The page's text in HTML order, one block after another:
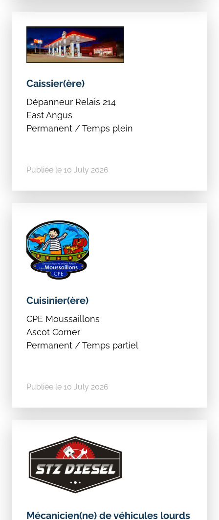
Caissier(ère)
Dépanneur Relais 214
East Angus
Permanent / Temps plein
Publiée le 10 July 2026
Cuisinier(ère)
CPE Moussaillons
Ascot Corner
Permanent / Temps partiel
Publiée le 10 July 2026
Mécanicien(ne) de véhicules lourds